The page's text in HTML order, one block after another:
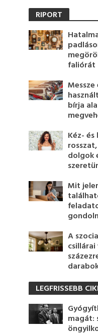
RIPORT
faliórát
bírja
Kéz-
dolgok
Mit
A
LEGFRISSEBB
magát: